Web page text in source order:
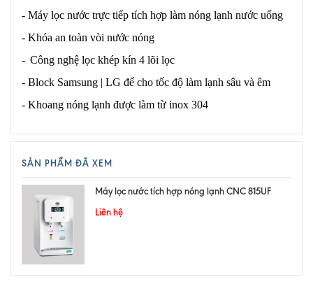
- Máy lọc nước trực tiếp tích hợp làm nóng lạnh nước uống
- Khóa an toàn vòi nước nóng
- Công nghệ lọc khép kín 4 lõi lọc
- Block Samsung | LG để cho tốc độ làm lạnh sâu và êm
- Khoang nóng lạnh được làm từ inox 304
SẢN PHẨM ĐÃ XEM
Máy lọc nước tích hợp nóng lạnh CNC 815UF
Liên hệ